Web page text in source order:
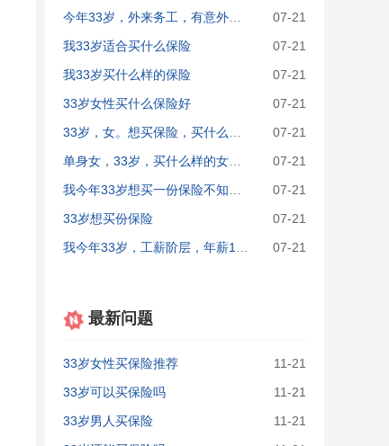
07-21
我33岁适合买什么保险
07-21
我33岁买什么样的保险
07-21
33岁女性买什么保险好
07-21
07-21
07-21
07-21
33岁想买份保险
07-21
07-21
最新问题
33岁女性买保险推荐
11-21
33岁可以买保险吗
11-21
33岁男人买保险
11-21